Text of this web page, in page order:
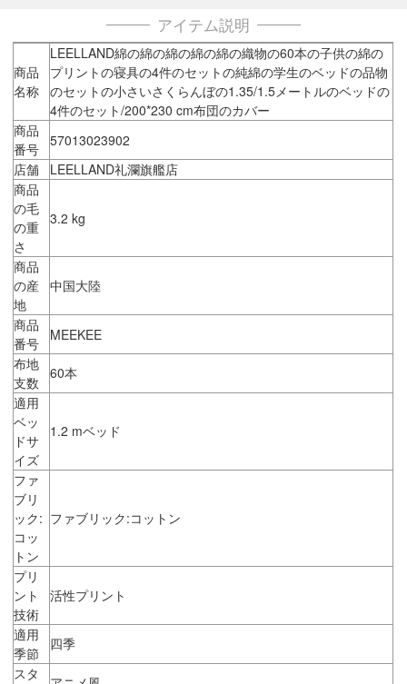
アイテム説明
商品
名称
LEELLAND綿の綿の綿の綿の綿の織物の60本の子供の綿の
プリントの寝具の4件のセットの純綿の学生のベッドの品物
のセットの小さいさくらんぼの1.35/1.5メートルのベッドの
4件のセット/200*230 cm布団のカバー
商品
番号
57013023902
店舗
LEELLAND礼瀾旗艦店
商品
の毛
の重
さ
3.2 kg
商品
の産
地
中国大陸
商品
番号
MEEKEE
布地
支数
60本
適用
ベッ
ドサ
イズ
1.2 mベッド
ファ
ブリ
ック:
コッ
トン
ファブリック:コットン
プリ
ント
技術
活性プリント
適用
季節
四季
スタ